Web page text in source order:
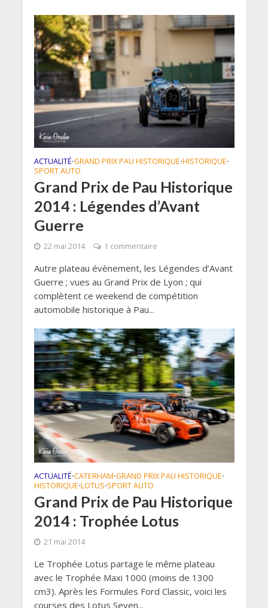
ACTUALITÉ•GRAND PRIX PAU HISTORIQUE•HISTORIQUE•
SPORT AUTO
Grand Prix de Pau Historique
2014 : Légendes d’Avant
Guerre
22 mai 2014 1 commentaire
Autre plateau évènement, les Légendes d’Avant
Guerre ; vues au Grand Prix de Lyon ; qui
complètent ce weekend de compétition
automobile historique à Pau...
ACTUALITÉ•CATERHAM•GRAND PRIX PAU HISTORIQUE•
HISTORIQUE•LOTUS•SPORT AUTO
Grand Prix de Pau Historique
2014 : Trophée Lotus
21 mai 2014
Le Trophée Lotus partage le même plateau
avec le Trophée Maxi 1000 (moins de 1300
cm3). Après les Formules Ford Classic, voici les
courses des Lotus Seven...